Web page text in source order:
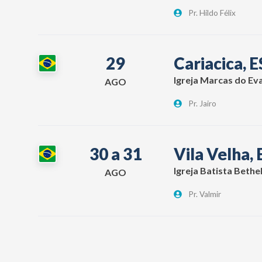
Pr. Hildo Félix
29 Cariacica,
AGO Igreja Marcas do
Pr. Jairo
30 a 31 Vila Velha,
AGO Igreja Batista Bethel
Pr. Valmir